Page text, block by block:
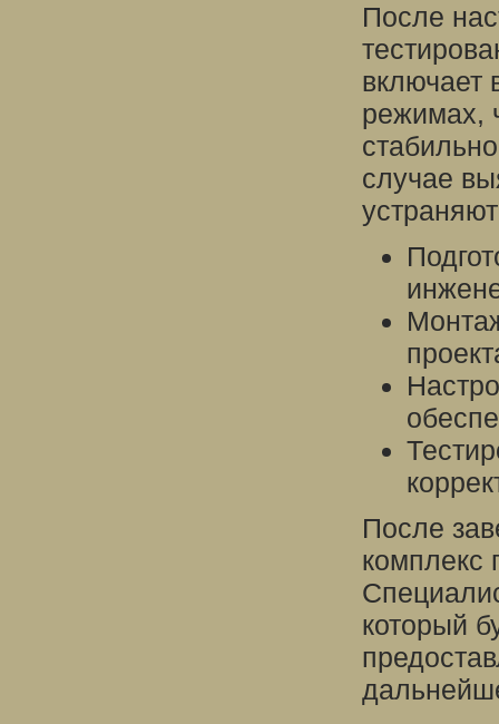
После
включает
режимах,
случае
После
комплекс
который